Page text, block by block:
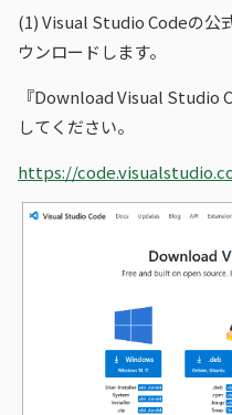
(1)Visual Studio Codeの公
ウンロードします。
『Download Visual Studio
してください。
https://